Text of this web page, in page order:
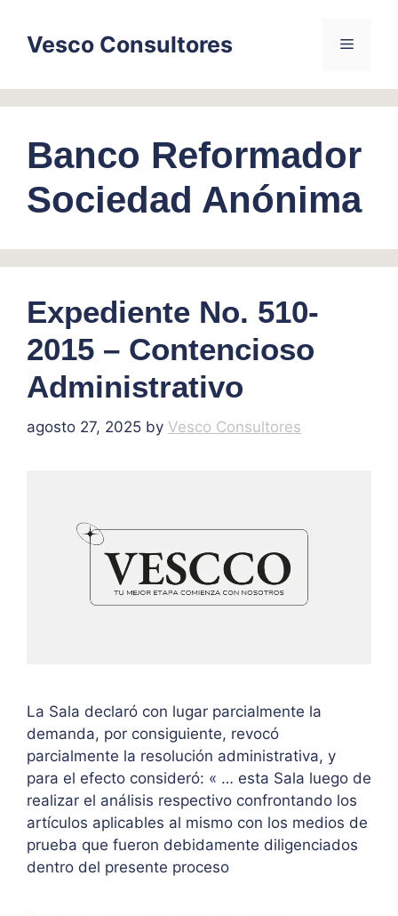
contentVesco Consultores Menu
Banco Reformador
Sociedad Anónima
Expediente No. 510-
2015 – Contencioso
Administrativo
agosto 27, 2025 by Vesco Consultores
La Sala declaró con lugar parcialmente la
demanda, por consiguiente, revocó
parcialmente la resolución administrativa, y
para el efecto consideró: « … esta Sala luego de
realizar el análisis respectivo confrontando los
artículos aplicables al mismo con los medios de
prueba que fueron debidamente diligenciados
dentro del presente proceso